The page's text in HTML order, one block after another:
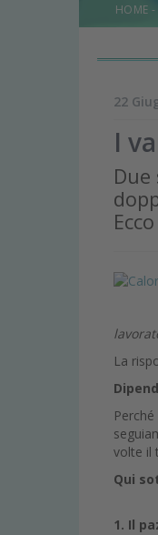
HOME -
22
I
La
volte il
Qui
1. Il